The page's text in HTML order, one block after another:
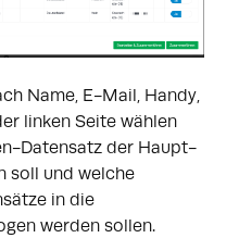
Name, E-Mail, Handy,
linken Seite wählen
Datensatz der Haupt-
soll und welche
in die
werden sollen.